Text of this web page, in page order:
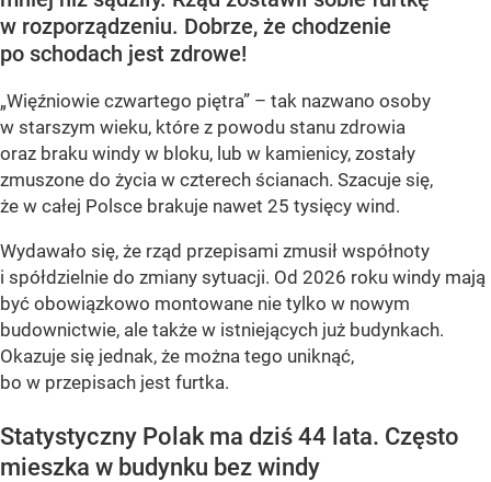
w rozporządzeniu. Dobrze, że chodzenie
po schodach jest zdrowe!
„Więźniowie czwartego piętra” – tak nazwano osoby
w starszym wieku, które z powodu stanu zdrowia
oraz braku windy w bloku, lub w kamienicy, zostały
zmuszone do życia w czterech ścianach. Szacuje się,
że w całej Polsce brakuje nawet 25 tysięcy wind .
Wydawało się, że rząd przepisami zmusił współnoty
i spółdzielnie do zmiany sytuacji. Od 2026 roku windy mają
być obowiązkowo montowane nie tylko w nowym
budownictwie, ale także w istniejących już budynkach.
Okazuje się jednak, że można tego uniknąć,
bo w przepisach jest furtka.
Statystyczny Polak ma dziś 44 lata. Często
mieszka w budynku bez windy